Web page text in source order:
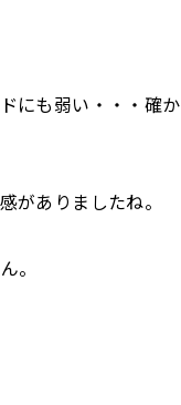
にも弱い・・・確か
がありましたね。
。